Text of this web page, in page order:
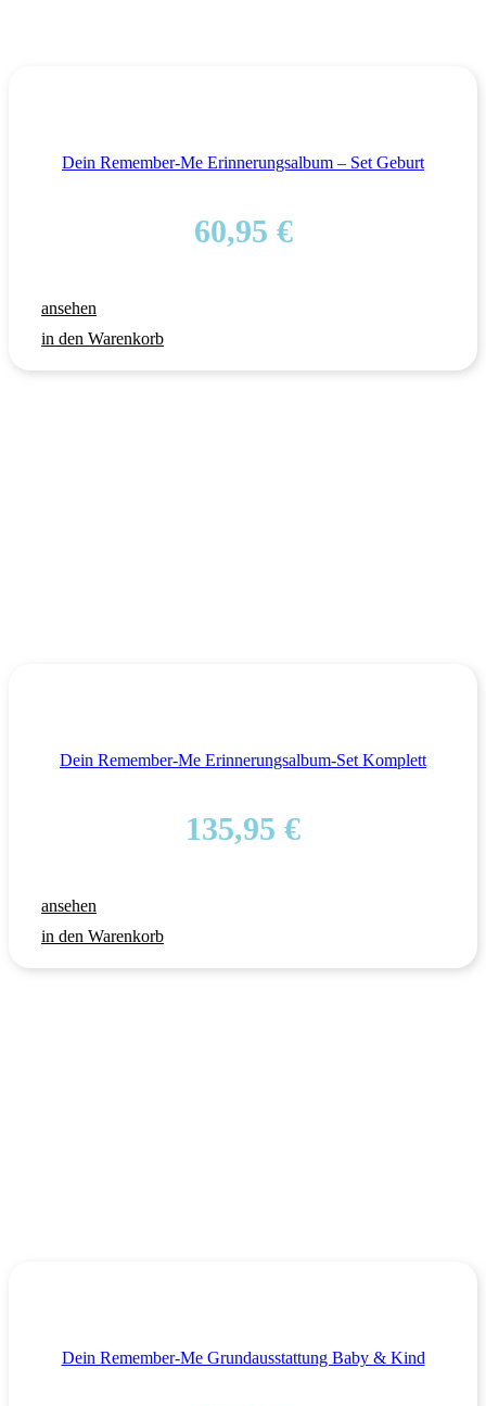
Dein Remember-Me Erinnerungsalbum – Set Geburt
60,95 €
ansehen
in den Warenkorb
Dein Remember-Me Erinnerungsalbum-Set Komplett
135,95 €
ansehen
in den Warenkorb
Dein Remember-Me Grundausstattung Baby & Kind